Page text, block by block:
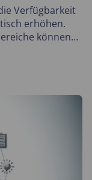
Verfügbarkeit
erhöhen.
können